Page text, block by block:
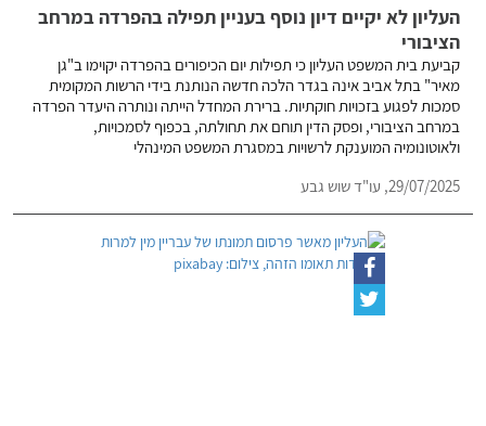
העליון לא יקיים דיון נוסף בעניין תפילה בהפרדה במרחב
הציבורי
קביעת בית המשפט העליון כי תפילות יום הכיפורים בהפרדה יקוימו ב"גן
מאיר" בתל אביב אינה בגדר הלכה חדשה הנותנת בידי הרשות המקומית
סמכות לפגוע בזכויות חוקתיות. ברירת המחדל הייתה ונותרה היעדר הפרדה
במרחב הציבורי, ופסק הדין תוחם את תחולתה, בכפוף לסמכויות,
ולאוטונומיה המוענקת לרשויות במסגרת המשפט המינהלי
29/07/2025, עו"ד שוש גבע